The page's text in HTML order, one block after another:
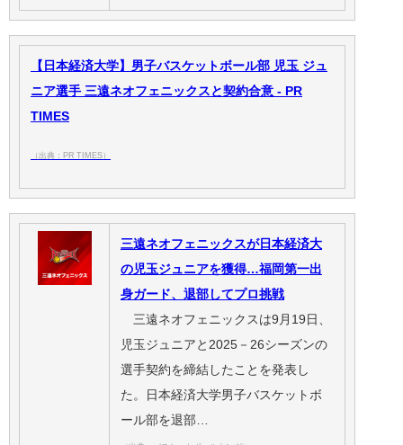
【日本経済大学】男子バスケットボール部 児玉 ジュ
ニア選手 三遠ネオフェニックスと契約合意 - PR
TIMES
（出典：PR TIMES）
三遠ネオフェニックスが日本経済大
の児玉ジュニアを獲得…福岡第一出
身ガード、退部してプロ挑戦
三遠ネオフェニックスは9月19日、
児玉ジュニアと2025－26シーズンの
選手契約を締結したことを発表し
た。日本経済大学男子バスケットボ
ール部を退部…